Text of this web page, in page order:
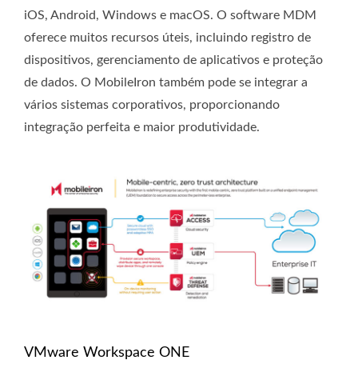
iOS, Android, Windows e macOS. O software MDM
oferece muitos recursos úteis, incluindo registro de
dispositivos, gerenciamento de aplicativos e proteção
de dados. O MobileIron também pode se integrar a
vários sistemas corporativos, proporcionando
integração perfeita e maior produtividade.
VMware Workspace ONE